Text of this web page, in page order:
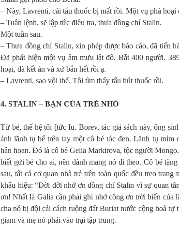
– Này, Lavrenti, cái tẩu thuốc bị mất rồi. Một vụ phá hoại
– Tuân lệnh, sẽ lập tức điều tra, thưa đồng chí Stalin.
Một tuần sau.
– Thưa đồng chí Stalin, xin phép được báo cáo, đã tiến
Đã phát hiện một vụ âm mưu lật đổ. Bắt 400 người.
hoại, đã kết án và xử bắn hết rồi ạ.
– Lavrenti, sao vội thế. Tôi tìm thấy tẩu hút thuốc rồi.
4. STALIN – BẠN CỦA TRẺ NHỎ
Từ bé, thế hệ tôi [tức Iu. Borev, tác giả sách này, ông
ảnh lãnh tụ bế trên tay một cô bé tóc đen. Lãnh tụ
hân hoan. Đó là cô bé Gelia Markirova, tộc người
biết gửi bé cho ai, nên đành mang nó đi theo. Cô bé
sau, tất cả cơ quan nhà trẻ trên toàn quốc đều treo
khẩu hiệu: “Đời đời nhớ ơn đồng chí Stalin vì sự quan
ơn! Nhất là Galia cần phải ghi nhớ công ơn trời biển của
cha nó bị đội cải cách ruộng đất Buriat nước cộng hoà
giam và mẹ nó phải vào trại tập trung.